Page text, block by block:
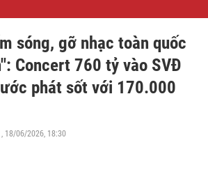
sóng, gỡ nhạc toàn quốc
Concert 760 tỷ vào SVĐ
phát sốt với 170.000
, 18/06/2026, 18:30